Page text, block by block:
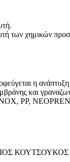
των χημικών
η
και
ΡΡ,
ΚΟΥΤΣΟΥΚΟΣ